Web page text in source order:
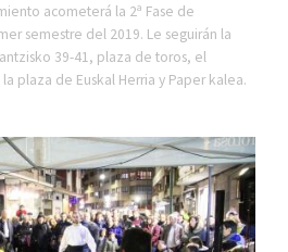
acometerá la 2ª Fase de
semestre del 2019. Le seguirán la
39-41, plaza de toros, el
plaza de Euskal Herria y Paper kalea.